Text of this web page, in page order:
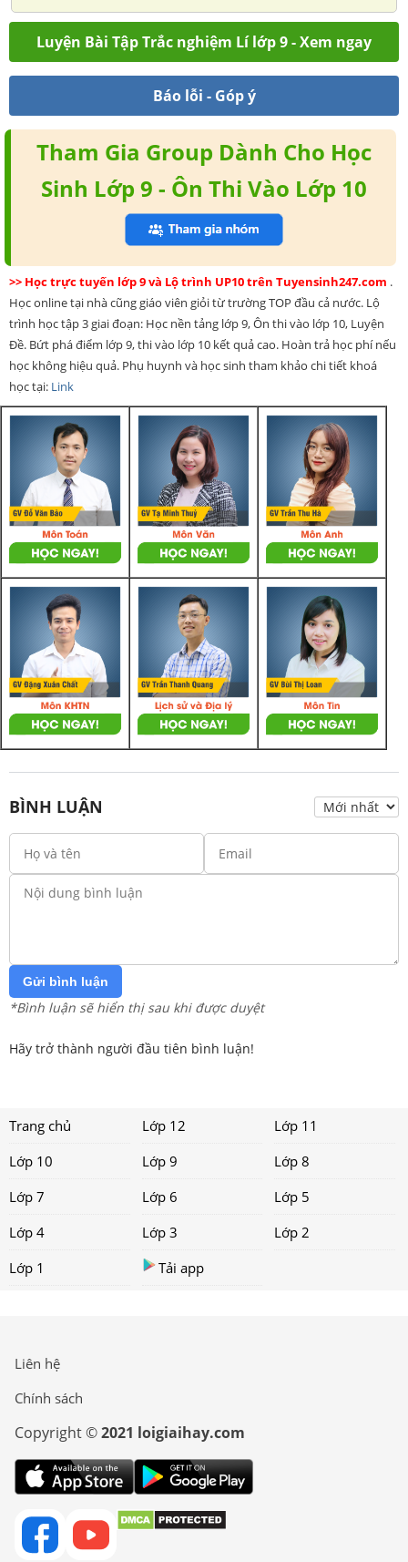
Luyện Bài Tập Trắc nghiệm Lí lớp 9 - Xem ngay
Báo lỗi - Góp ý
Tham Gia Group Dành Cho Học
Sinh Lớp 9 - Ôn Thi Vào Lớp 10
>> Học trực tuyến lớp 9 và Lộ trình UP10 trên Tuyensinh247.com .
Học online tại nhà cũng giáo viên giỏi từ trường TOP đầu cả nước. Lộ
trình học tập 3 giai đoạn: Học nền tảng lớp 9, Ôn thi vào lớp 10, Luyện
Đề. Bứt phá điểm lớp 9, thi vào lớp 10 kết quả cao. Hoàn trả học phí nếu
học không hiệu quả. Phụ huynh và học sinh tham khảo chi tiết khoá
học tại: Link
BÌNH LUẬN
Gửi bình luận
*Bình luận sẽ hiển thị sau khi được duyệt
Hãy trở thành người đầu tiên bình luận!
Trang chủ Lớp 12
Lớp 11
Lớp 10
Lớp 9
Lớp 8
Lớp 7
Lớp 6
Lớp 5
Lớp 4
Lớp 3
Lớp 2
Lớp 1
Tải app
Liên hệ
Chính sách
Copyright ©2021 loigiaihay.com